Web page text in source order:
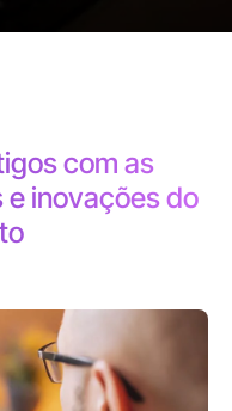
com as
inovações do